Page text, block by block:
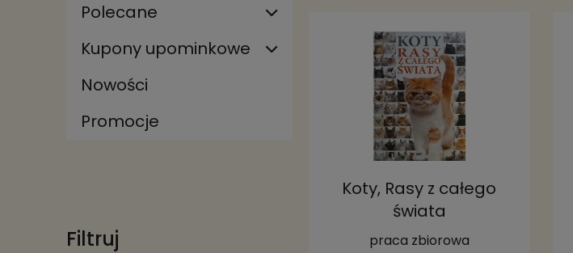
Polecane
Kupony upominkowe
Nowości
Promocje
Filtruj
Koty, Rasy z całego
świata
praca zbiorowa